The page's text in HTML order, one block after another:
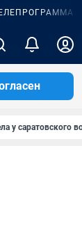
у саратовского